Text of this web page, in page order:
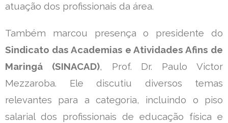
atuação dos profissionais da área.
Também marcou presença o presidente do
Sindicato das Academias e Atividades Afins de
Maringá (SINACAD), Prof. Dr. Paulo Victor
Mezzaroba. Ele discutiu diversos temas
relevantes para a categoria, incluindo o piso
salarial dos profissionais de educação física e